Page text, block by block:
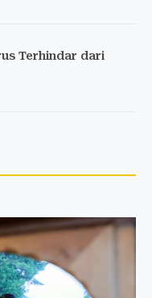
Terhindar dari